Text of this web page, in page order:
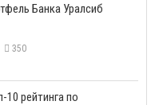
Банка Уралсиб
350
10 рейтинга по